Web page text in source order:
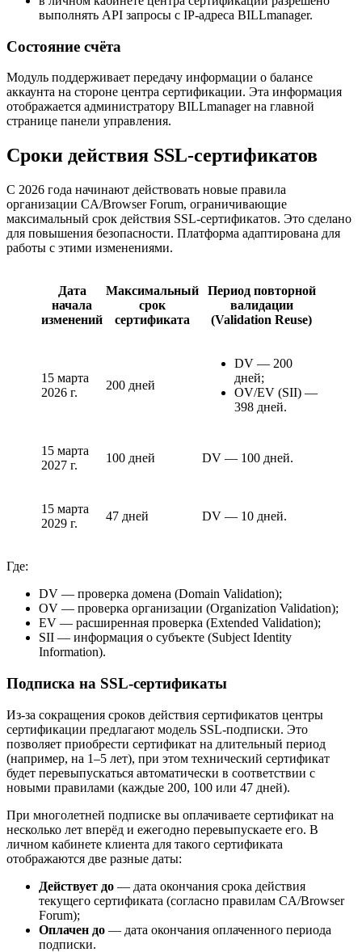
выполнять API запросы с IP-адреса BILLmanager.
Состояние счёта
Модуль поддерживает передачу информации о балансе
аккаунта на стороне центра сертификации. Эта информация
отображается администратору BILLmanager на главной
странице панели управления.
Сроки действия SSL-сертификатов
С 2026 года начинают действовать новые правила
организации CA/Browser Forum, ограничивающие
максимальный срок действия SSL-сертификатов. Это сделано
для повышения безопасности. Платформа адаптирована для
работы с этими изменениями.
Дата
начала
изменений
Максимальный
срок
сертификата
Период повторной
валидации
(Validation Reuse)
15 марта
2026 г.
200 дней
DV — 200
дней;
OV/EV (SII) —
398 дней.
15 марта
2027 г.
100 дней DV — 100 дней.
15 марта
2029 г.
47 дней DV — 10 дней.
Где:
DV — проверка домена (Domain Validation);
OV — проверка организации (Organization Validation);
EV — расширенная проверка (Extended Validation);
SII — информация о субъекте (Subject Identity
Information).
Подписка на SSL-сертификаты
Из-за сокращения сроков действия сертификатов центры
сертификации предлагают модель SSL-подписки. Это
позволяет приобрести сертификат на длительный период
(например, на 1–5 лет), при этом технический сертификат
будет перевыпускаться автоматически в соответствии с
новыми правилами (каждые 200, 100 или 47 дней).
При многолетней подписке вы оплачиваете сертификат на
несколько лет вперёд и ежегодно перевыпускаете его. В
личном кабинете клиента для такого сертификата
отображаются две разные даты:
Действует до — дата окончания срока действия
текущего сертификата (согласно правилам CA/Browser
Forum);
Оплачен до — дата окончания оплаченного периода
подписки.